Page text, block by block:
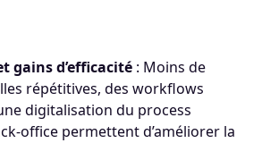
gains d’efficacité : Moins de
répétitives, des workflows
digitalisation du process
permettent d’améliorer la